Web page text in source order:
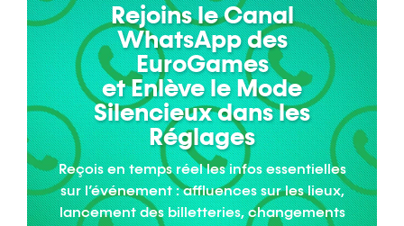
Rejoins le Canal
WhatsApp des
EuroGames
et Enlève le Mode
Silencieux dans les
Réglages
Reçois en temps réel les infos essentielles
sur l’événement : affluences sur les lieux,
lancement des billetteries, changements